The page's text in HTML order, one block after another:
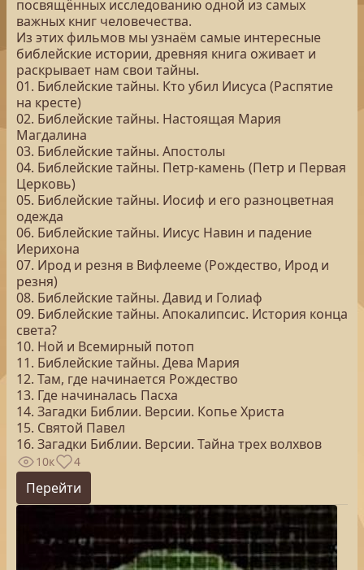
посвящённых исследованию одной из самых
важных книг человечества.
Из этих фильмов мы узнаём самые интересные
библейские истории, древняя книга оживает и
раскрывает нам свои тайны.
01. Библейские тайны. Кто убил Иисуса (Распятие
на кресте)
02. Библейские тайны. Настоящая Мария
Магдалина
03. Библейские тайны. Апостолы
04. Библейские тайны. Петр-камень (Петр и Первая
Церковь)
05. Библейские тайны. Иосиф и его разноцветная
одежда
06. Библейские тайны. Иисус Навин и падение
Иерихона
07. Ирод и резня в Вифлееме (Рождество, Ирод и
резня)
08. Библейские тайны. Давид и Голиаф
09. Библейские тайны. Апокалипсис. История конца
света?
10. Ной и Всемирный потоп
11. Библейские тайны. Дева Мария
12. Там, где начинается Рождество
13. Где начиналась Пасха
14. Загадки Библии. Версии. Копье Христа
15. Святой Павел
16. Загадки Библии. Версии. Тайна трех волхвов
10к 4
Перейти